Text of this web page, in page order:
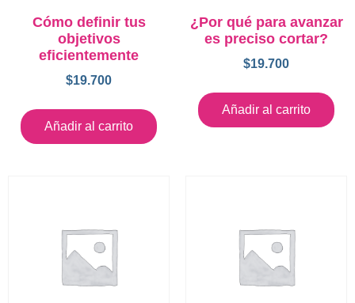
Cómo definir tus
objetivos
eficientemente
$19.700
Añadir al carrito
¿Por qué para avanzar
es preciso cortar?
$19.700
Añadir al carrito